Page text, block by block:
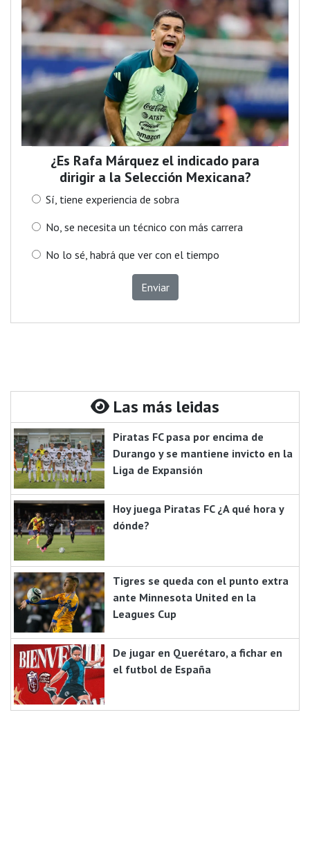
¿Es Rafa Márquez el indicado para
dirigir a la Selección Mexicana?
Sí, tiene experiencia de sobra
No, se necesita un técnico con más carrera
No lo sé, habrá que ver con el tiempo
Enviar
Las más leidas
Piratas FC pasa por encima de
Durango y se mantiene invicto en la
Liga de Expansión
Hoy juega Piratas FC ¿A qué hora y
dónde?
Tigres se queda con el punto extra
ante Minnesota United en la
Leagues Cup
De jugar en Querétaro, a fichar en
el futbol de España